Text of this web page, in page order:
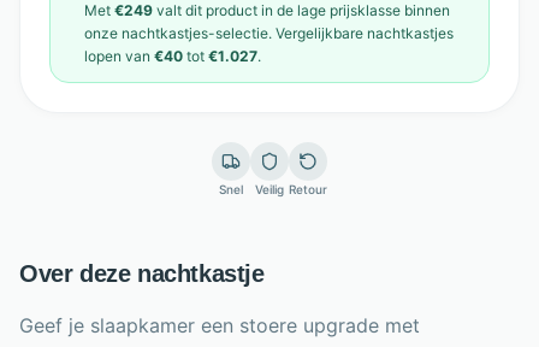
Met €249 valt dit product in de lage prijsklasse binnen
onze nachtkastjes-selectie. Vergelijkbare nachtkastjes
lopen van €40 tot €1.027.
Snel Veilig Retour
Over deze nachtkastje
Geef je slaapkamer een stoere upgrade met